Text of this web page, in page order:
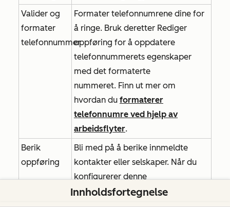
Valider og
formater
telefonnummer
Formater telefonnumrene dine for
å ringe. Bruk deretter Rediger
oppføring for å oppdatere
telefonnummerets egenskaper
med det formaterte
nummeret. Finn ut mer om
hvordan du formaterer
telefonnumre ved hjelp av
arbeidsflyter.
Berik
oppføring
Bli med på å berike innmeldte
kontakter eller selskaper. Når du
konfigurerer denne
handlingssettet, kan du velge om
Innholdsfortegnelse